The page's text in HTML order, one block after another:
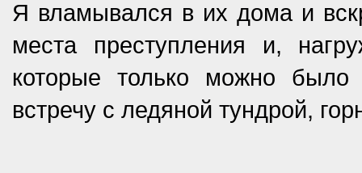
Я вламывался в их дома и
места преступления и,
которые только можно
встречу с ледяной тундрой,